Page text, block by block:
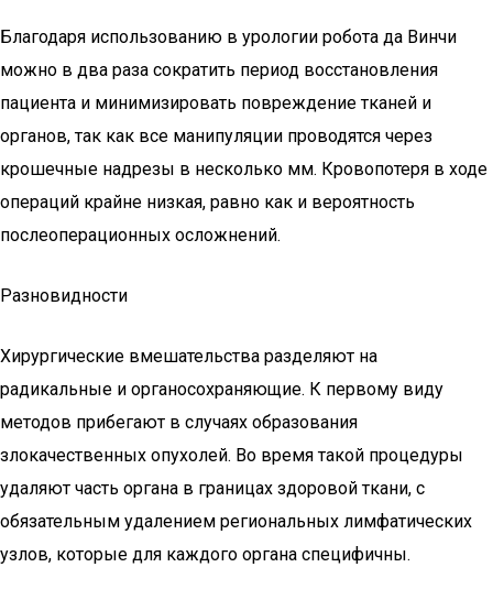
Благодаря использованию в урологии робота да Винчи
можно в два раза сократить период восстановления
пациента и минимизировать повреждение тканей и
органов, так как все манипуляции проводятся через
крошечные надрезы в несколько мм. Кровопотеря в ходе
операций крайне низкая, равно как и вероятность
послеоперационных осложнений.
Разновидности
Хирургические вмешательства разделяют на
радикальные и органосохраняющие. К первому виду
методов прибегают в случаях образования
злокачественных опухолей. Во время такой процедуры
удаляют часть органа в границах здоровой ткани, с
обязательным удалением региональных лимфатических
узлов, которые для каждого органа специфичны.